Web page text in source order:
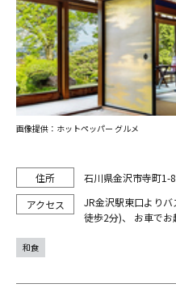
石川県金沢市寺町1-
JR金沢駅東口よりバ
徒歩2分)、 お車で
画像提供：ホットペッパー グルメ
和食